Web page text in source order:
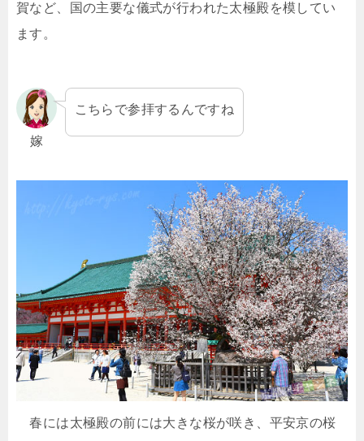
賀など、国の主要な儀式が行われた太極殿を模してい
ます。
嫁
こちらで参拝するんですね
春には太極殿の前には大きな桜が咲き、平安京の桜